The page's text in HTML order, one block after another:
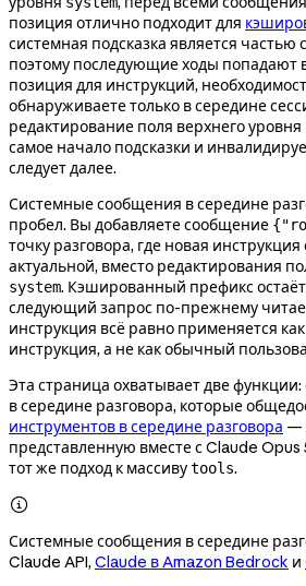
позиция отлично подходит для
системная подсказка является частью
поэтому последующие ходы попадают
позиция для инструкций,
обнаруживаете только в середине
редактирование поля верхнего уровня
самое начало подсказки и
следует далее.
Системные сообщения в середине
пробел. Вы добавляете сообщение
точку разговора, где новая инструкция
актуальной, вместо редактирования
system. Кэшированный префикс
следующий запрос по-прежнему
инструкция всё равно применяется
инструкция, а не как обычный
Эта страница охватывает две
в середине разговора, которые
инструментов в середине разговора —
представленную вместе с Claude
тот же подход к массивуtools.

Системные сообщения в середине
Claude API, Claude в Amazon Bedrock и